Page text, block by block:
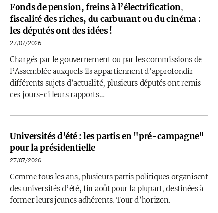
Fonds de pension, freins à l’électrification,
fiscalité des riches, du carburant ou du cinéma :
les députés ont des idées !
27/07/2026
Chargés par le gouvernement ou par les commissions de
l’Assemblée auxquels ils appartiennent d’approfondir
différents sujets d’actualité, plusieurs députés ont remis
ces jours-ci leurs rapports…
Universités d'été : les partis en "pré-campagne"
pour la présidentielle
27/07/2026
Comme tous les ans, plusieurs partis politiques organisent
des universités d’été, fin août pour la plupart, destinées à
former leurs jeunes adhérents. Tour d’horizon.